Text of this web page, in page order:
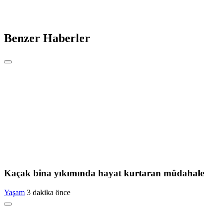
Benzer Haberler
Kaçak bina yıkımında hayat kurtaran müdahale
Yaşam 3 dakika önce